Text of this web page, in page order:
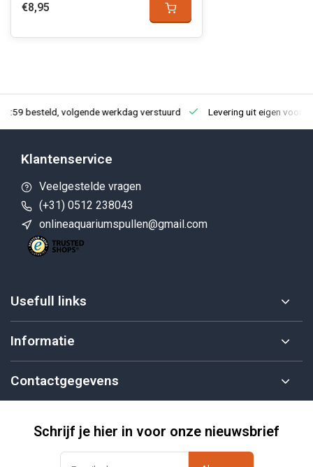
€8,95
besteld, volgende werkdag verstuurd Levering uit eigen
Klantenservice
Veelgestelde vragen
(+31) 0512 238043
onlineaquariumspullen@gmail.com
Usefull links
Informatie
Contactgegevens
Schrijf je hier in voor onze nieuwsbrief